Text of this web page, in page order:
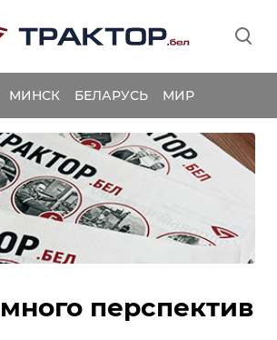
МИНСК БЕЛАРУСЬ МИР
перспектив